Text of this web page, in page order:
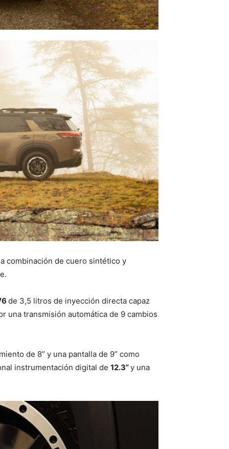
combinación de cuero sintético y
de 3,5 litros de inyección directa capaz
una transmisión automática de 9 cambios
de 8” y una pantalla de 9” como
instrumentación digital de 12.3”y una